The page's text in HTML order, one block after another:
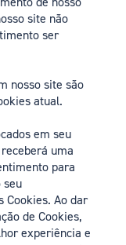
site não
ser
nosso site são
atual.
em seu
uma
para
seu
Cookies. Ao dar
de Cookies,
experiência e